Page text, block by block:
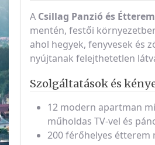
A Csillag Panzió és Étterem
mentén, festői
ahol hegyek, fenyvesek és
nyújtanak felejthetetlen
Szolgáltatások és
12 modern apartman
műholdas TV-vel és
200 férőhelyes étterem